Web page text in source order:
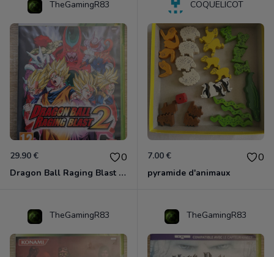
TheGamingR83
29.90 € 0
Dragon Ball Raging Blast 2 Xbox 360
COQUELICOT
7.00 € 0
pyramide d'animaux
TheGamingR83 TheGamingR83